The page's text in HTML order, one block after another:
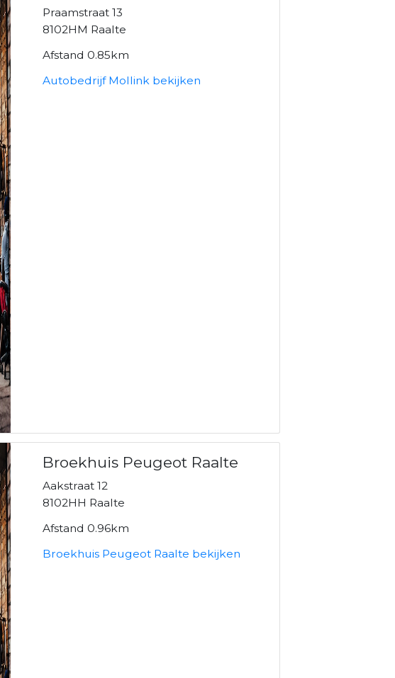
Praamstraat 13
8102HM Raalte
Afstand 0.85km
Autobedrijf Mollink bekijken
Broekhuis Peugeot Raalte
Aakstraat 12
8102HH Raalte
Afstand 0.96km
Broekhuis Peugeot Raalte bekijken